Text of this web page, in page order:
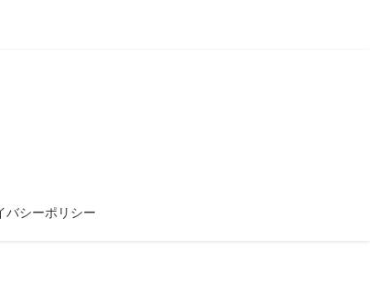
バシーポリシー